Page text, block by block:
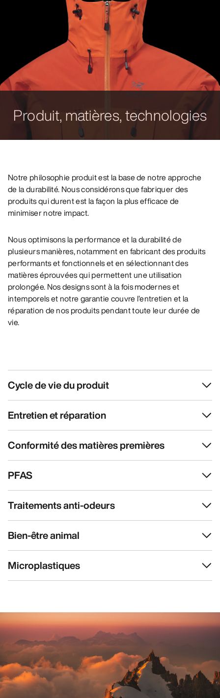
Produit, matières, technologies
Notre philosophie produit est la base de notre approche
de la durabilité. Nous considérons que fabriquer des
produits qui durent est la façon la plus efficace de
minimiser notre impact.
Nous optimisons la performance et la durabilité de
plusieurs manières, notamment en fabricant des produits
performants et fonctionnels et en sélectionnant des
matières éprouvées qui permettent une utilisation
prolongée. Nos designs sont à la fois modernes et
intemporels et notre garantie couvre l’entretien et la
réparation de nos produits pendant toute leur durée de
vie.
Cycle de vie du produit
Entretien et réparation
Conformité des matières premières
PFAS
Traitements anti-odeurs
Bien-être animal
Microplastiques